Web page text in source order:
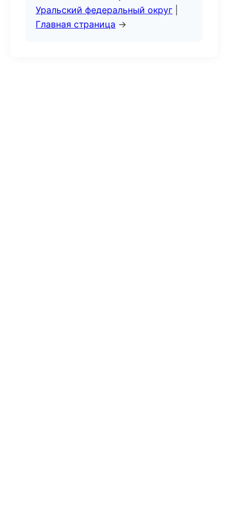
Уральский федеральный округ
Главная страница →